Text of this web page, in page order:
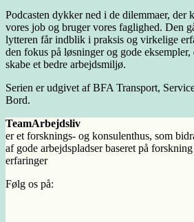
Podcasten dykker ned i de dilemmaer, der
vores job og bruger vores faglighed. Den
lytteren får indblik i praksis og virkelige
den fokus på løsninger og gode
skabe et bedre arbejdsmiljø.
Serien er udgivet af BFA Transport,
Bord.
TeamArbejdsliv
er et forsknings- og konsulenthus, som
af gode arbejdspladser baseret på
erfaringer
Følg os på: